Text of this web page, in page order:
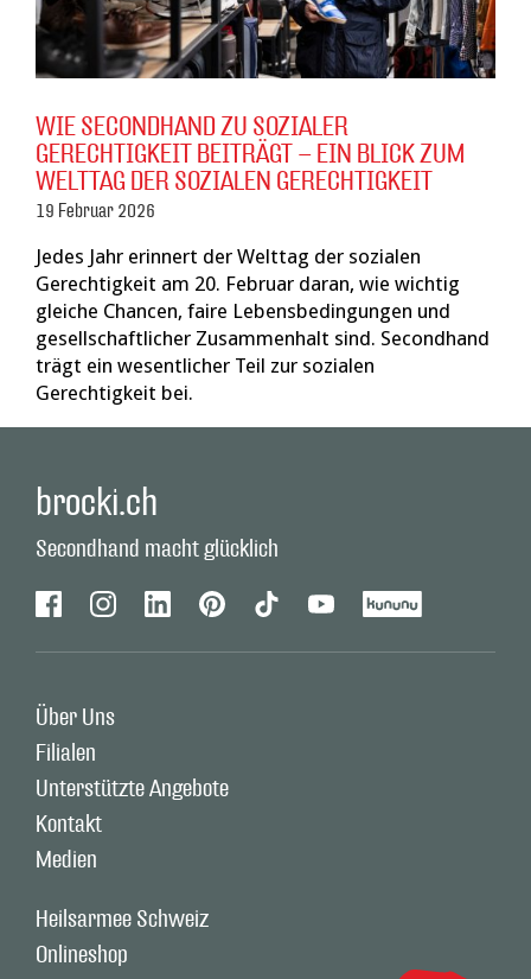
WIE SECONDHAND ZU SOZIALER
GERECHTIGKEIT BEITRÄGT – EIN BLICK ZUM
WELTTAG DER SOZIALEN GERECHTIGKEIT
19 Februar 2026
Jedes Jahr erinnert der Welttag der sozialen
Gerechtigkeit am 20. Februar daran, wie wichtig
gleiche Chancen, faire Lebensbedingungen und
gesellschaftlicher Zusammenhalt sind. Secondhand
trägt ein wesentlicher Teil zur sozialen
Gerechtigkeit bei.
brocki.ch
Secondhand macht glücklich
FacebookInstagramLinkedin PinterestTiktok Youtube
Über Uns
Filialen
Unterstützte Angebote
Kontakt
Medien
Heilsarmee Schweiz
Onlineshop